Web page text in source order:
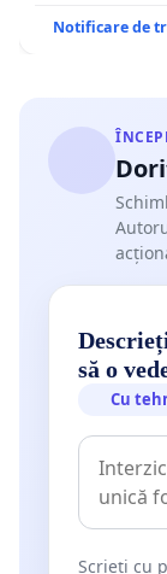
Notificare de
să o
Cu
Scrieți cu